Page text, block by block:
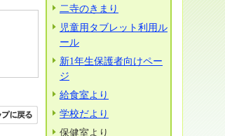
二寺のきまり
児童用タブレット利用ル
ール
新1年生保護者向けペー
ジ
給食室より
学校だより
保健室より